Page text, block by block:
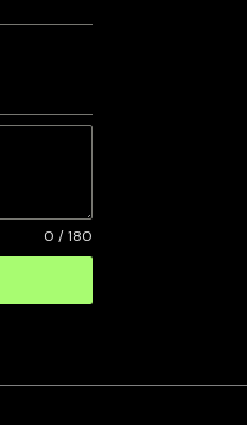
0 / 180